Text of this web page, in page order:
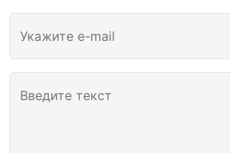
Укажите e-mail
Введите текст